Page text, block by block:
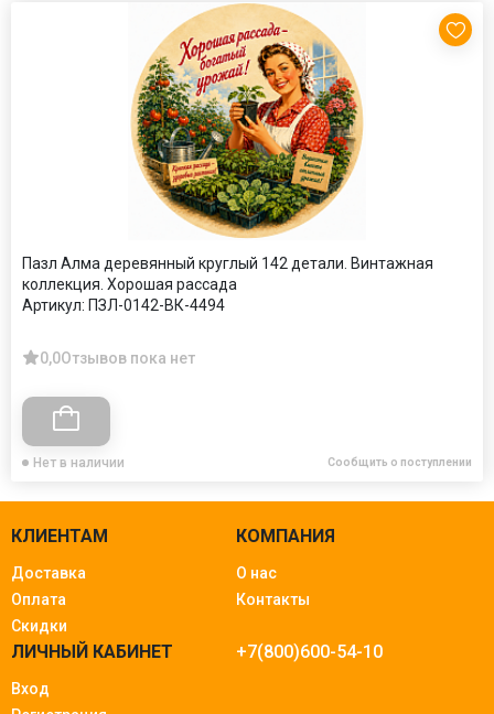
Пазл Алма деревянный круглый 142 детали. Винтажная
коллекция. Хорошая рассада
Артикул: ПЗЛ-0142-ВК-4494
0,0Отзывов пока нет
Нет в наличии Сообщить о поступлении
КЛИЕНТАМ
Доставка
Оплата
Скидки
КОМПАНИЯ
О нас
Контакты
ЛИЧНЫЙ КАБИНЕТ
Вход
+7(800)600-54-10